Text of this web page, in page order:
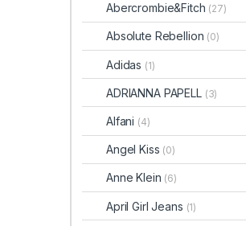
Abercrombie&Fitch (27)
Absolute Rebellion (0)
Adidas (1)
ADRIANNA PAPELL (3)
Alfani (4)
Angel Kiss (0)
Anne Klein (6)
April Girl Jeans (1)